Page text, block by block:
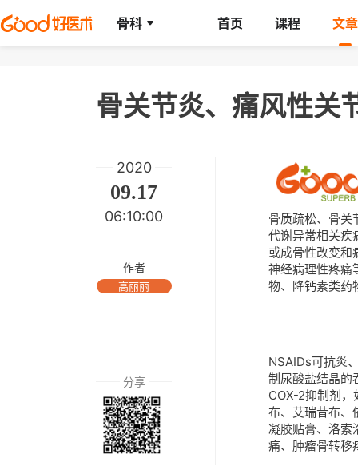
骨科 首页 课程 文章
2020
09.17
06:10:00
作者
高丽丽
分享
骨质疏松、骨关
代谢异常相关疾
或成骨性改变和
神经病理性疼痛
物、降钙素类药
NSAIDs可抗炎
制尿酸盐结晶的
COX-2抑制剂
布、艾瑞昔布、
凝胶贴膏、洛索
痛、肿瘤骨转移